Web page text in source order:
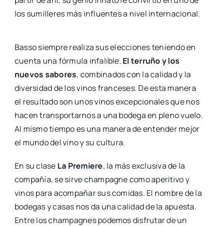
los sumilleres más influentes a nivel internacional.
Basso siempre realiza sus elecciones teniendo en
cuenta una fórmula infalible. El terruño y los
nuevos sabores, combinados con la calidad y la
diversidad de los vinos franceses. De esta manera
el resultado son unos vinos excepcionales que nos
hacen transportarnos a una bodega en pleno vuelo.
Al mismo tiempo es una manera de entender mejor
el mundo del vino y su cultura.
En su clase La Premiere, la más exclusiva de la
compañía, se sirve champagne como aperitivo y
vinos para acompañar sus comidas. El nombre de la
bodegas y casas nos da una calidad de la apuesta.
Entre los champagnes podemos disfrutar de un